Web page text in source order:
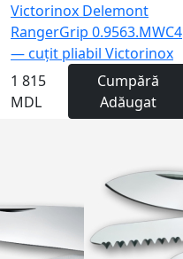
Victorinox Delemont
RangerGrip 0.9563.МWC4
— cuțit pliabil Victorinox
1 815
MDL
Cumpără
Adăugat